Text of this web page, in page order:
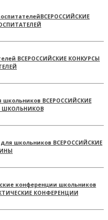
ВСЕРОССИЙСКИЕ
ВСЕРОССИЙСКИЕ КОНКУРСЫ
ВСЕРОССИЙСКИЕ
ВСЕРОССИЙСКИЕ
КОНФЕРЕНЦИИ